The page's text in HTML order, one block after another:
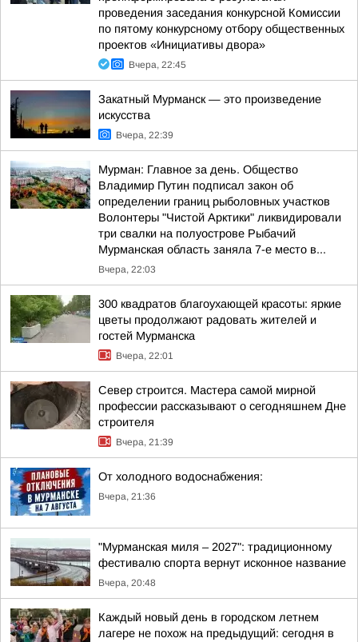
проведения заседания конкурсной Комиссии
по пятому конкурсному отбору общественных
проектов «Инициативы двора»
Вчера, 22:45
Закатный Мурманск — это произведение
искусства
Вчера, 22:39
Мурман: Главное за день. Общество
Владимир Путин подписал закон об
определении границ рыболовных участков
Волонтеры "Чистой Арктики" ликвидировали
три свалки на полуострове Рыбачий
Мурманская область заняла 7-е место в...
Вчера, 22:03
300 квадратов благоухающей красоты: яркие
цветы продолжают радовать жителей и
гостей Мурманска
Вчера, 22:01
Север строится. Мастера самой мирной
профессии рассказывают о сегодняшнем Дне
строителя
Вчера, 21:39
От холодного водоснабжения:
Вчера, 21:36
"Мурманская миля – 2027": традиционному
фестивалю спорта вернут исконное название
Вчера, 20:48
Каждый новый день в городском летнем
лагере не похож на предыдущий: сегодня в